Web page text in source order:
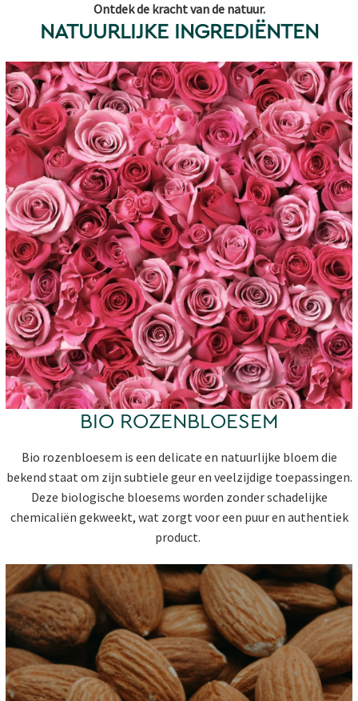
Ontdek de kracht van de natuur.
NATUURLIJKE INGREDIËNTEN
BIO ROZENBLOESEM
Bio rozenbloesem is een delicate en natuurlijke bloem die
bekend staat om zijn subtiele geur en veelzijdige toepassingen.
Deze biologische bloesems worden zonder schadelijke
chemicaliën gekweekt, wat zorgt voor een puur en authentiek
product.